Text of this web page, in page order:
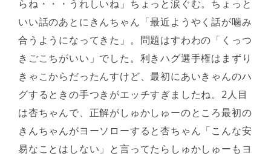
らね・・・うれしいね」ちょっと涙ぐむ。ちょっと
いい話のあとにきんちゃん「最近ようやく話が噛み
合うようになってきた」。問題はすわわの「くっつ
きごこちがいい」でした。利きハグ選手権はまずり
きゃこからだったんすけど、最初にあいきゃんのハ
グするときの手つきがエッチすぎましたね。2人目
は杏ちゃんで、正解がしゅかしゅーのところ最初の
きんちゃんがヨーソローすると杏ちゃん「こんな安
易なことはしない」と言ってたらしゅかしゅーもヨ